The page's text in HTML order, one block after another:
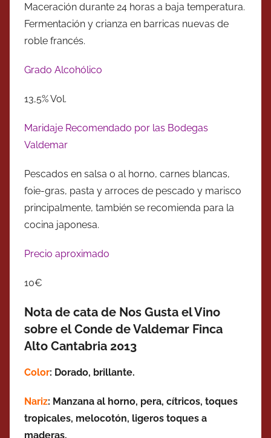
Maceración durante 24 horas a baja temperatura.
Fermentación y crianza en barricas nuevas de
roble francés.
Grado Alcohólico
13,5% Vol.
Maridaje Recomendado por las Bodegas
Valdemar
Pescados en salsa o al horno, carnes blancas,
foie-gras, pasta y arroces de pescado y marisco
principalmente, también se recomienda para la
cocina japonesa.
Precio aproximado
10€
Nota de cata de Nos Gusta el Vino
sobre el Conde de Valdemar Finca
Alto Cantabria 2013
Color: Dorado, brillante.
Nariz: Manzana al horno, pera, cítricos, toques
tropicales, melocotón, ligeros toques a
maderas.